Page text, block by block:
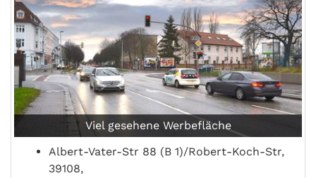
Viel gesehene Werbefläche
Albert-Vater-Str 88 (B 1)/Robert-Koch-Str,
39108,